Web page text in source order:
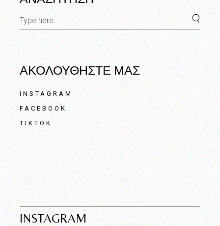
Search
for:
ΑΚΟΛΟΥΘΗΣΤΕ ΜΑΣ
INSTAGRAM
FACEBOOK
TIKTOK
INSTAGRAM